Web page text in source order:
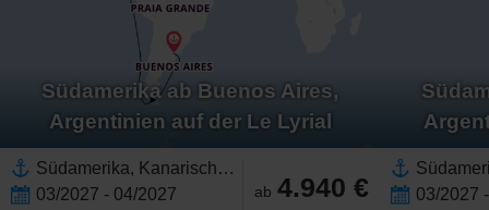
Südamerika ab Buenos Aires,
Argentinien auf der Le Lyrial
Südamerika, Kanarische Inseln,Spanien,Rio Negro,Amazonas,Brasilien,Argentinien
03/2027 - 04/2027
ab 4.940 € 03/2027